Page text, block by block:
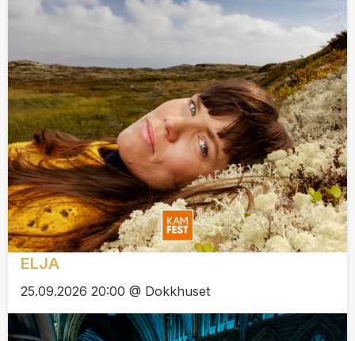
ELJA
25.09.2026 20:00 @ Dokkhuset